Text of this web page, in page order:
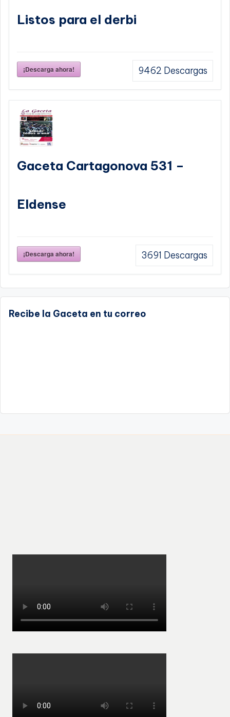
Listos para el derbi
¡Descarga ahora! 9462 Descargas
Gaceta Cartagonova 531 –
Eldense
¡Descarga ahora! 3691 Descargas
Recibe la Gaceta en tu correo